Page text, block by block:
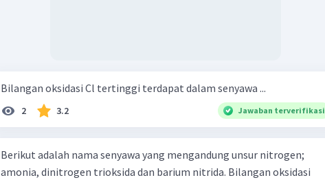
Bilangan oksidasi Cl tertinggi terdapat dalam senyawa ...
2 3.2 Jawaban terverifikasi
Berikut adalah nama senyawa yang mengandung unsur nitrogen;
amonia, dinitrogen trioksida dan barium nitrida. Bilangan oksidasi